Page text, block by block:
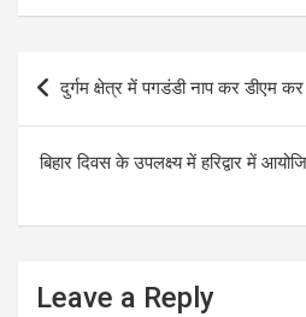
at
s
A
p
p
ce
b
o
o
tt
er
ail
g
er
Post
navigation
दुर्गम क्षेत्र में पगडंडी नाप कर डीएम
बिहार दिवस के उपलक्ष्य में हरिद्वार में
Leave a Reply